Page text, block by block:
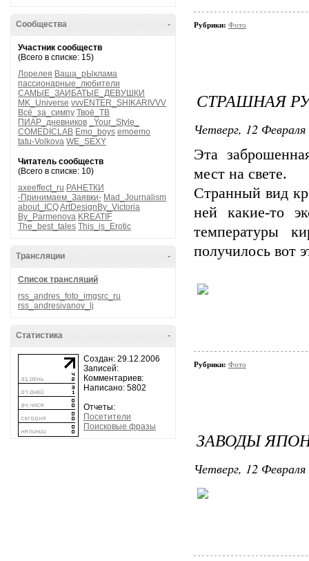
-
Сообщества
Участник сообществ
(Всего в списке: 15)
Лорелея Ваша_рЫклама
пассионарные_любители
САМЫЕ_ЗАИБАТЫЕ_ДЕВУШКИ
MK_Universe vvvENTER_SHIKARIVVV
Всё_за_симпу Твоё_ТВ
ПИАР_дневников
_Your_Style_
COMEDICLAB Emo_boys emoemo
tatu-Volkova WE_SEXY
Читатель сообществ
(Всего в списке: 10)
axeeffect_ru РАНЕТКИ
-Принимаем_Заявки- Mad_Journalism
about_ICQArtDesignBy_Victoria
By_Parmenova KREATIF
The_best_tales This_is_Erotic
-
Трансляции
Список трансляций
rss_andres_foto_imgsrc_ru
rss_andresivanov_lj
-
Статистика
Создан: 29.12.2006
Записей:
Комментариев:
Написано: 5802
Отчеты:
Посетители
Поисковые фразы
Рубрики: Фото
СТРАШНАЯ
Четверг, 12
Эта
мест на свете.
Странный вид
ней какие-то
температуры
получилось вот
Рубрики: Фото
ЗАВОДЫ
Четверг, 12